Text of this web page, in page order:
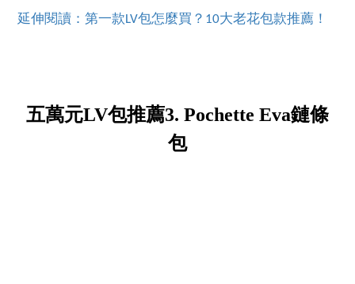
延伸閱讀：第一款LV包怎麼買？10大老花包款推薦！
五萬元LV包推薦3. Pochette Eva鏈條
包